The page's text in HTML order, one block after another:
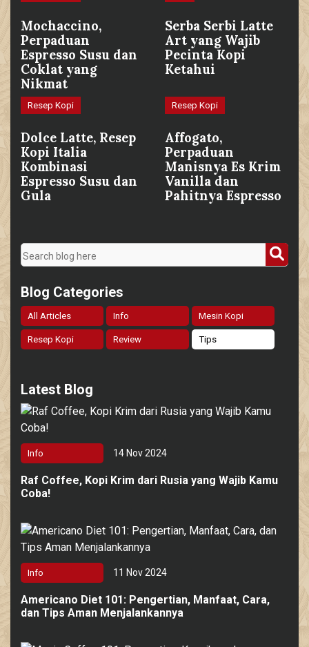
Mochaccino,
Perpaduan
Espresso Susu dan
Coklat yang
Nikmat
Serba Serbi Latte
Art yang Wajib
Pecinta Kopi
Ketahui
Resep Kopi
Dolce Latte, Resep
Kopi Italia
Kombinasi
Espresso Susu dan
Gula
Resep Kopi
Affogato,
Perpaduan
Manisnya Es Krim
Vanilla dan
Pahitnya Espresso
Blog Categories
All Articles Info Mesin Kopi
Resep Kopi Review Tips
Latest Blog
Info 14 Nov 2024
Raf Coffee, Kopi Krim dari Rusia yang Wajib Kamu
Coba!
Info 11 Nov 2024
Americano Diet 101: Pengertian, Manfaat, Cara,
dan Tips Aman Menjalankannya